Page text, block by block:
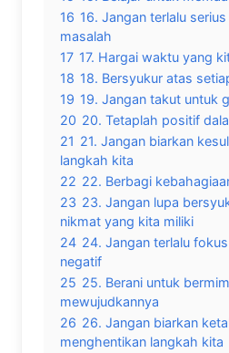
16 16. Jangan terlalu
masalah
17 17. Hargai waktu yang
18 18. Bersyukur atas
19 19. Jangan takut untuk
20 20. Tetaplah positif
21 21. Jangan biarkan
langkah kita
22 22. Berbagi
23 23. Jangan lupa
nikmat yang kita miliki
24 24. Jangan terlalu
negatif
25 25. Berani untuk
mewujudkannya
26 26. Jangan biarkan
menghentikan langkah kita